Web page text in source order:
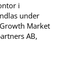
i
under
Market
AB,